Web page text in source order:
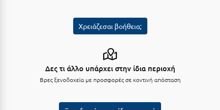
Χρειάζεσαι βοήθεια;
Δες τι άλλο υπάρχει στην ίδια περιοχή
Βρες ξενοδοχεία με προσφορές σε κοντινή απόσταση